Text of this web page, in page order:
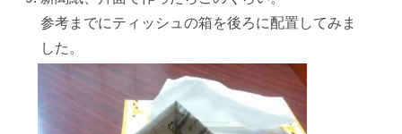
参考までにティッシュの箱を後ろに配置してみま
した。